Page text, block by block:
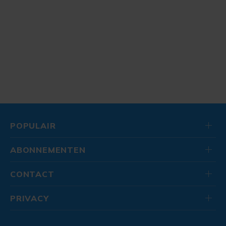
POPULAIR
ABONNEMENTEN
CONTACT
PRIVACY